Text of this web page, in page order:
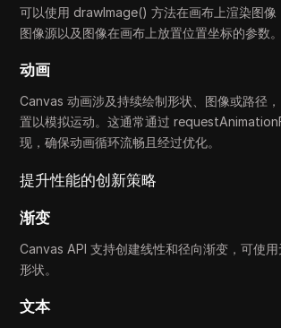
可以使用 drawImage() 方法在画布上渲染图像
图像源以及图像在画布上放置位置坐标的参数。
动画
Canvas 动画涉及持续绘制形状、图像或路径
置以模拟运动。这通常通过
现，确保动画循环流畅且经过优化。
提升性能的创新策略
渐变
Canvas API 支持创建线性和径向渐变，可使
形状。
文本